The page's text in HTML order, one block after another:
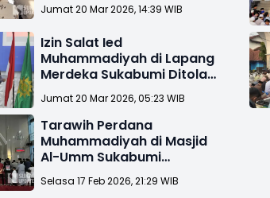
Jumat 20 Mar 2026, 14:39 WIB
Izin Salat Ied
Muhammadiyah di Lapang
Merdeka Sukabumi Ditolak,
IMM Pertanyakan Predikat
Kota Toleransi
Jumat 20 Mar 2026, 05:23 WIB
Tarawih Perdana
Muhammadiyah di Masjid
Al-Umm Sukabumi
Berlangsung Khidmat
Selasa 17 Feb 2026, 21:29 WIB